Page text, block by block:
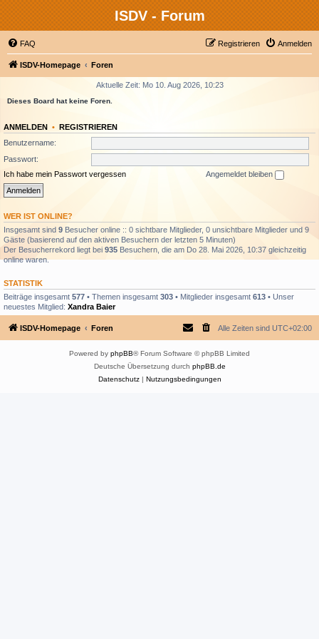
ISDV - Forum
FAQ Anmelden
Registrieren
ISDV-Homepage Foren
Aktuelle Zeit: Mo 10. Aug 2026, 10:23
Dieses Board hat keine Foren.
ANMELDEN • REGISTRIEREN
Benutzername:
Passwort:
Ich habe mein Passwort vergessen
Angemeldet bleiben
WER IST ONLINE?
Insgesamt sind 9 Besucher online :: 0 sichtbare Mitglieder, 0 unsichtbare Mitglieder und 9
Gäste (basierend auf den aktiven Besuchern der letzten 5 Minuten)
Der Besucherrekord liegt bei 935 Besuchern, die am Do 28. Mai 2026, 10:37 gleichzeitig
online waren.
STATISTIK
Beiträge insgesamt 577 • Themen insgesamt 303 • Mitglieder insgesamt 613 • Unser
neuestes Mitglied: Xandra Baier
ISDV-Homepage Foren Alle Zeiten sind UTC+02:00
Powered by phpBB® Forum Software © phpBB Limited
Deutsche Übersetzung durch phpBB.de
Datenschutz| Nutzungsbedingungen